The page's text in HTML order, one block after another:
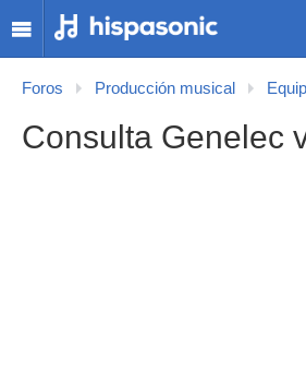
Foros Producción musical
Consulta Genelec